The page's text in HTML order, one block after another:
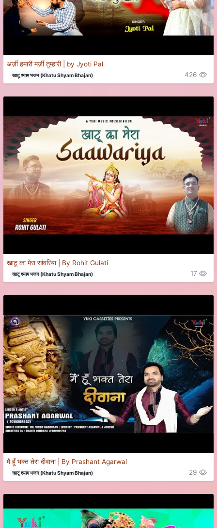
अर्ज़ी हमारी मर्ज़ी तुम्हारी | by Jyoti Pal
खाटू श्याम भजन (Khatu Shyam Bhajan) 426
खाटू का मेरा सांवरिया | By Rohit Gulati
खाटू श्याम भजन (Khatu Shyam Bhajan) 17
मैं हूँ भक्त तेरा दीवाना | By Prashant Agarwal
खाटू श्याम भजन (Khatu Shyam Bhajan) 29